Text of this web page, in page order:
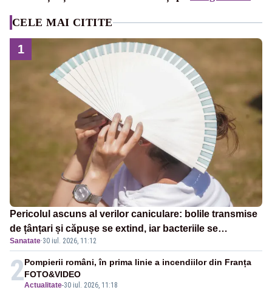
CELE MAI CITITE
1
Pericolul ascuns al verilor caniculare: bolile transmise
de țânțari și căpușe se extind, iar bacteriile se
înmulțesc mai ușor
Sanatate·30 iul. 2026, 11:12
2Actualitate-30 iul. 2026, 11:18
Pompierii români, în prima linie a incendiilor din Franța
FOTO&VIDEO